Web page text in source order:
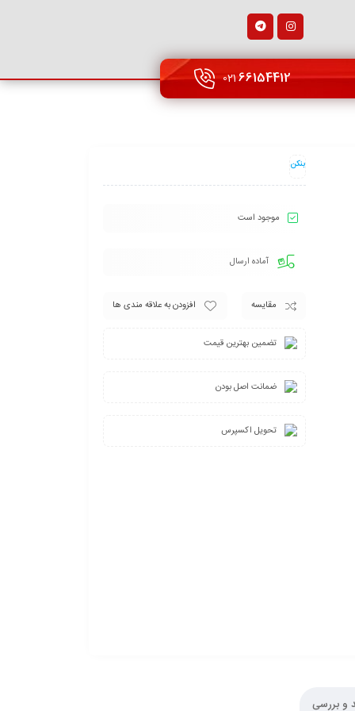
66154412
021
بنکن
موجود است
آماده ارسال
مقایسه افزودن به علاقه مندی ها
تضمین بهترین قیمت
ضمانت اصل بودن
تحویل اکسپرس
و بررسی